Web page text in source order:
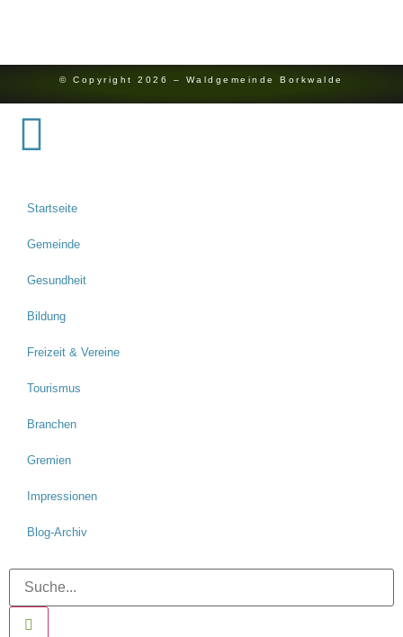
© Copyright 2026 – Waldgemeinde Borkwalde
Startseite
Gemeinde
Gesundheit
Bildung
Freizeit & Vereine
Tourismus
Branchen
Gremien
Impressionen
Blog-Archiv